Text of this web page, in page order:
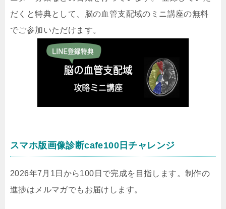
だくと特典として、脳の血管支配域のミニ講座の無料
でご参加いただけます。
スマホ版画像診断cafe100日チャレンジ
2026年7月1日から100日で完成を目指します。制作の
進捗はメルマガでもお届けします。